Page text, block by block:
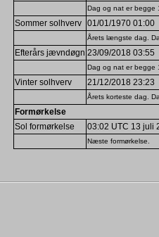
Dag og nat er begge
Sommer solhverv 01/01/1970 01:00
Årets længste dag.
Efterårs jævndøgn 23/09/2018 03:55
Dag og nat er begge
Vinter solhverv 21/12/2018 23:23
Årets korteste dag.
Formørkelse
Sol formørkelse
03:02 UTC 13 juli
Næste formørkelse.